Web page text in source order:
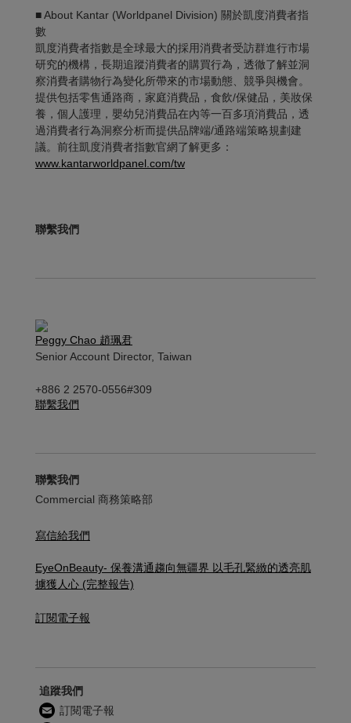
■ About Kantar (Worldpanel Division) 關於凱度消費者指
數
凱度消費者指數是全球最大的採用消費者受訪群進行市場
研究的機構，長期追蹤消費者的購買行為，透徹了解並洞
察消費者購物行為變化所帶來的市場動態、競爭與機會。
提供包括零售通路商，家庭消費品，食飲/保健品，美妝保
養，個人護理，嬰幼兒消費品在內等一百多項消費品，透
過消費者行為洞察分析而提供品牌端/通路端策略規劃建
議。前往凱度消費者指數官網了解更多：
www.kantarworldpanel.com/tw
聯繫我們
Peggy Chao 趙珮君
Senior Account Director, Taiwan
+886 2 2570-0556#309
聯繫我們
聯繫我們
Commercial 商務策略部
寫信給我們
EyeOnBeauty- 保養溝通趨向無疆界​ 以毛孔緊緻的透亮肌
擄獲人心 (完整報告)
訂閱電子報
追蹤我們
訂閱電子報